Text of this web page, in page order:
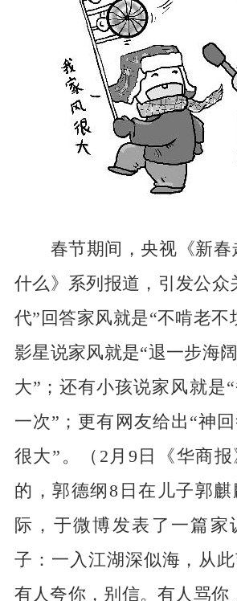
春节期间，央视《新春
什么》系列报道，引发公众
代”回答家风就是“不啃老不
影星说家风就是“退一步海
大”；还有小孩说家风就是
一次”；更有网友给出“神
很大”。（2月9日《华商
的，郭德纲8日在儿子郭麒
际，于微博发表了一篇家
子：一入江湖深似海，从此
有人夸你，别信。有人骂你